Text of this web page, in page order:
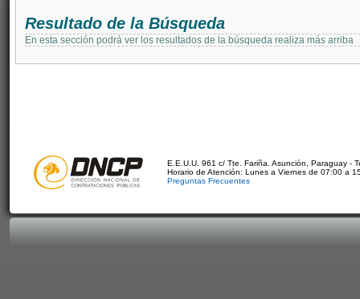
Resultado de la Búsqueda
En esta sección podrá ver los resultados de la búsqueda realiza más arriba
E.E.U.U. 961 c/ Tte. Fariña. Asunción, Paraguay -
Horario de Atención: Lunes a Viernes de 07:00 a
Preguntas Frecuentes